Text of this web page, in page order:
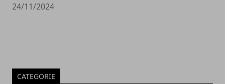
24/11/2024
CATEGORIE